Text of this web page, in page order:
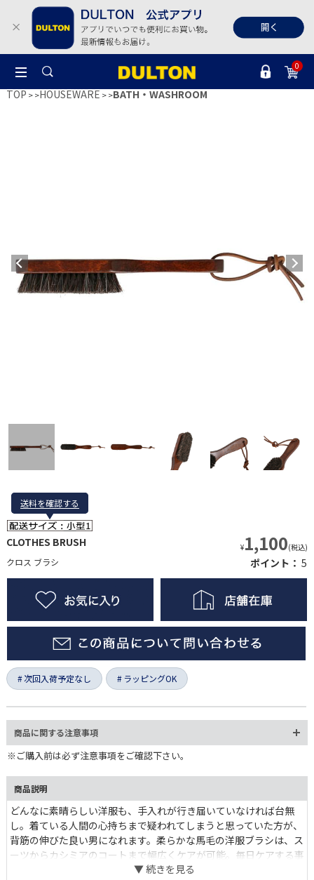
0
TOP >HOUSEWARE >BATH・WASHROOM
送料を確認する
送料を確認する
CLOTHES BRUSH
クロス ブラシ
¥1,100(税込)
ポイント： 5
次回入荷予定なし ラッピングOK
商品に関する注意事項
※ご購入前は必ず注意事項をご確認下さい。
商品説明
どんなに素晴らしい洋服も、手入れが行き届いていなければ台無
し。着ている人間の心持ちまで疑われてしまうと思っていた方が、
背筋の伸びた良い男になれます。柔らかな馬毛の洋服ブラシは、ス
ーツからカシミアのコートまで幅広くケアが可能。毎日ケアする事
で洋服も人間も味わいを増すものです。